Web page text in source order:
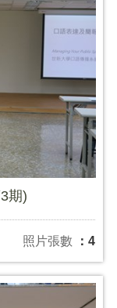
期)
照片張數 ：4